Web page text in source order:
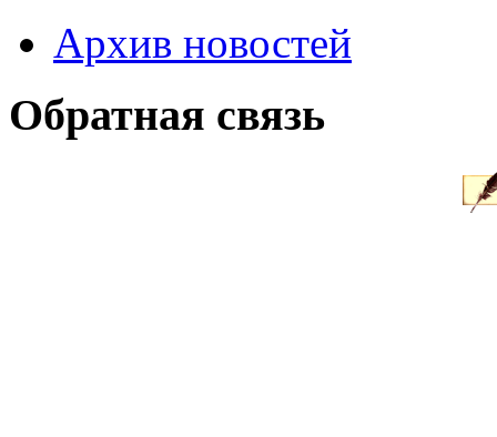
Архив новостей
Обратная связь